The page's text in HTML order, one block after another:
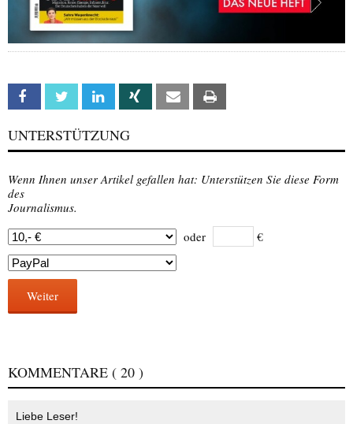
Facebook Twitter Linkedin Xing Email
UNTERSTÜTZUNG
Wenn Ihnen unser Artikel gefallen hat: Unterstützen Sie diese Form
des
Journalismus.
oder
€
Weiter
KOMMENTARE ( 20 )
Liebe Leser!